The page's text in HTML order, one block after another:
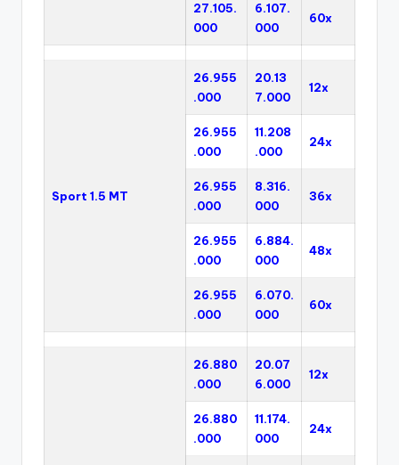
27.105.
000
6.107.
000
60x
Sport 1.5 MT
26.955
.000
20.13
7.000
12x
26.955
.000
11.208
.000
24x
26.955
.000
8.316.
000
36x
26.955
.000
6.884.
000
48x
26.955
.000
6.070.
000
60x
26.880
.000
20.07
6.000
12x
26.880
.000
11.174.
000
24x